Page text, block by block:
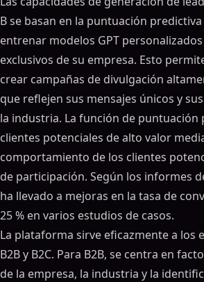
B se basan en la puntuación
entrenar modelos GPT
exclusivos de su empresa. Esto
crear campañas de divulgación
que reflejen sus mensajes únicos y
la industria. La función de puntuación
clientes potenciales de alto valor
comportamiento de los clientes
de participación. Según los informes
ha llevado a mejoras en la tasa de
25 % en varios estudios de casos.
La plataforma sirve eficazmente a los
B2B y B2C. Para B2B, se centra en
de la empresa, la industria y la